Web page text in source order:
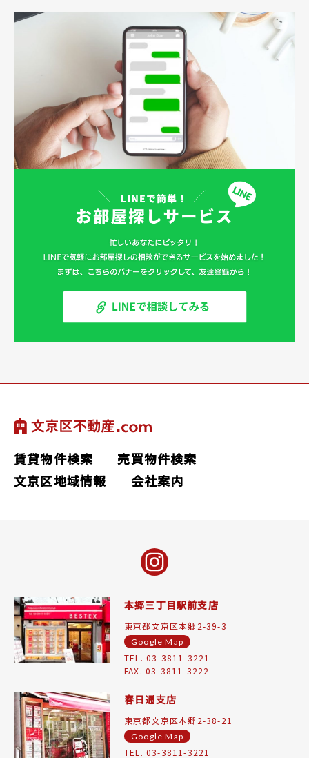
賃貸物件検索
売買物件検索
文京区地域情報
会社案内
本郷三丁目駅前支店
東京都文京区本郷2-39-3
Google Map
TEL. 03-3811-3221
FAX. 03-3811-3222
春日通支店
東京都文京区本郷2-38-21
Google Map
TEL. 03-3811-3221